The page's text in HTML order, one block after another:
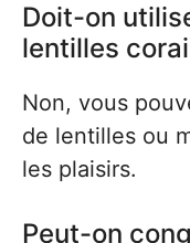
Doit-on
lentilles
Non, vous
de lentilles ou
les plaisirs.
Peut-on